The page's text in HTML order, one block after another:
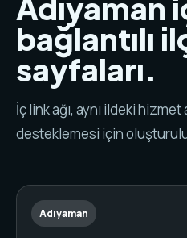
Adıyaman
bağlantılı
sayfaları.
İç link ağı, aynı ildeki
desteklemesi için
Adıyaman